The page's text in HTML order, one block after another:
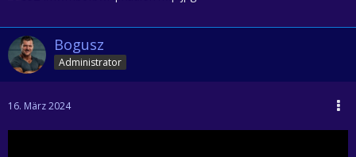
Bogusz
Administrator
16. März 2024